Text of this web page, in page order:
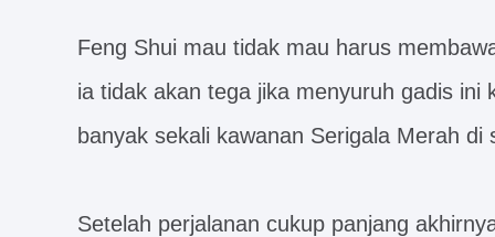
Feng Shui mau tidak mau harus
ia tidak akan tega jika menyuruh gadis ini
banyak sekali kawanan Serigala Merah di
Setelah perjalanan cukup panjang